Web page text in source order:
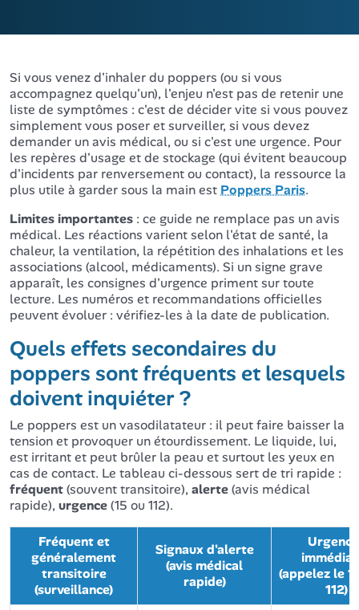
Si vous venez d'inhaler du poppers (ou si vous
accompagnez quelqu'un), l'enjeu n'est pas de retenir une
liste de symptômes : c'est de décider vite si vous pouvez
simplement vous poser et surveiller, si vous devez
demander un avis médical, ou si c'est une urgence. Pour
les repères d'usage et de stockage (qui évitent beaucoup
d'incidents par renversement ou contact), la ressource la
plus utile à garder sous la main est Poppers Paris.
Limites importantes : ce guide ne remplace pas un avis
médical. Les réactions varient selon l'état de santé, la
chaleur, la ventilation, la répétition des inhalations et les
associations (alcool, médicaments). Si un signe grave
apparaît, les consignes d'urgence priment sur toute
lecture. Les numéros et recommandations officielles
peuvent évoluer : vérifiez-les à la date de publication.
Quels effets secondaires du
poppers sont fréquents et lesquels
doivent inquiéter ?
Le poppers est un vasodilatateur : il peut faire baisser la
tension et provoquer un étourdissement. Le liquide, lui,
est irritant et peut brûler la peau et surtout les yeux en
cas de contact. Le tableau ci-dessous sert de tri rapide :
fréquent(souvent transitoire),alerte(avis médical
rapide),urgence(15 ou 112).
Fréquent et
généralement
transitoire
(surveillance)
Signaux d'alerte
(avis médical
rapide)
(appelez le
112)